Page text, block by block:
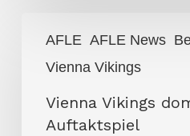
AFLE AFLE News
Vienna Vikings
Vikings
dominieren
Auftaktspiel
Vienna Vikings
Auftaktspiel